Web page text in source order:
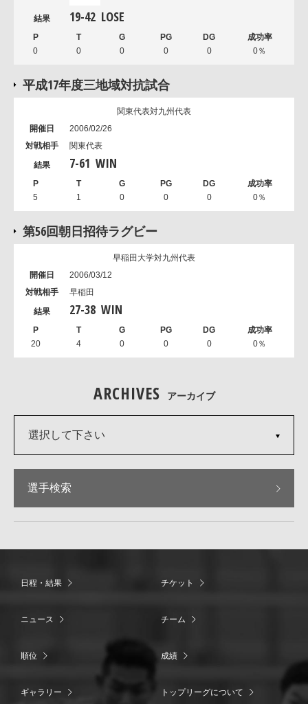
19-42 LOSE
0 0 0 0 0 0％
平成17年度三地域対抗試合
関東代表対九州代表
2006/02/26
関東代表
7-61 WIN
5 1 0 0 0 0％
第56回朝日招待ラグビー
早稲田大学対九州代表
2006/03/12
早稲田
27-38 WIN
20 4 0 0 0 0％
ARCHIVES アーカイブ
選択して下さい
選手検索
日程・結果 チケット
ニュース チーム
順位 成績
ギャラリー トップリーグについて